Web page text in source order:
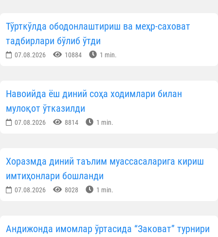
Тўрткўлда ободонлаштириш ва меҳр-саховат
тадбирлари бўлиб ўтди
07.08.2026 10884 1 min.
Навоийда ёш диний соҳа ходимлари билан
мулоқот ўтказилди
07.08.2026 8814 1 min.
Хоразмда диний таълим муассасаларига кириш
имтиҳонлари бошланди
07.08.2026 8028 1 min.
Андижонда имомлар ўртасида “Заковат” турнири